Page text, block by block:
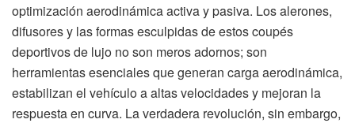
optimización aerodinámica activa y pasiva. Los alerones,
difusores y las formas esculpidas de estos coupés
deportivos de lujo no son meros adornos; son
herramientas esenciales que generan carga aerodinámica,
estabilizan el vehículo a altas velocidades y mejoran la
respuesta en curva. La verdadera revolución, sin embargo,